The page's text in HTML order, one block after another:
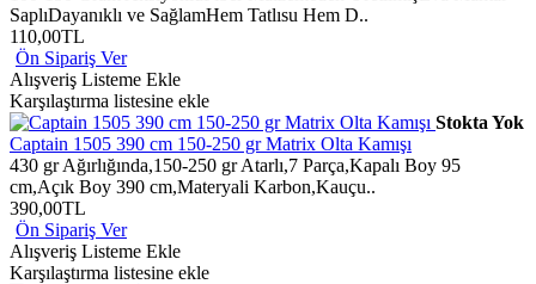
SaplıDayanıklı ve SağlamHem Tatlısu Hem D..
110,00TL
Ön Sipariş Ver
Alışveriş Listeme Ekle
Karşılaştırma listesine ekle
Stokta Yok
Captain 1505 390 cm 150-250 gr Matrix Olta Kamışı
430 gr Ağırlığında,150-250 gr Atarlı,7 Parça,Kapalı Boy 95
cm,Açık Boy 390 cm,Materyali Karbon,Kauçu..
390,00TL
Ön Sipariş Ver
Alışveriş Listeme Ekle
Karşılaştırma listesine ekle